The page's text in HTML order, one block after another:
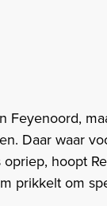
Feyenoord,
Daar waar
hoopt
prikkelt om